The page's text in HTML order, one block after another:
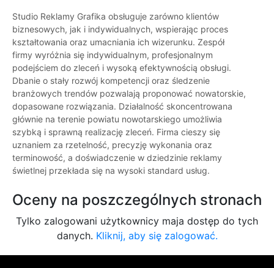
Studio Reklamy Grafika obsługuje zarówno klientów
biznesowych, jak i indywidualnych, wspierając proces
kształtowania oraz umacniania ich wizerunku. Zespół
firmy wyróżnia się indywidualnym, profesjonalnym
podejściem do zleceń i wysoką efektywnością obsługi.
Dbanie o stały rozwój kompetencji oraz śledzenie
branżowych trendów pozwalają proponować nowatorskie,
dopasowane rozwiązania. Działalność skoncentrowana
głównie na terenie powiatu nowotarskiego umożliwia
szybką i sprawną realizację zleceń. Firma cieszy się
uznaniem za rzetelność, precyzję wykonania oraz
terminowość, a doświadczenie w dziedzinie reklamy
świetlnej przekłada się na wysoki standard usług.
Oceny na poszczególnych stronach
Tylko zalogowani użytkownicy maja dostęp do tych
danych. Kliknij, aby się zalogować.